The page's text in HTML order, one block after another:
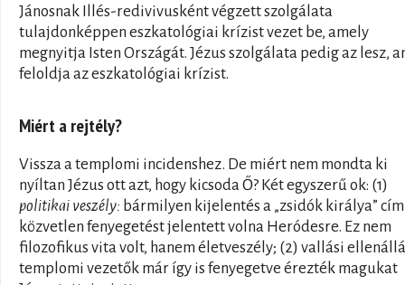
Jánosnak Illés-redivivusként végzett szolgálata
tulajdonképpen eszkatológiai krízist vezet be, amely
megnyitja Isten Országát. Jézus szolgálata pedig az lesz,
feloldja az eszkatológiai krízist.
Miért a rejtély?
Vissza a templomi incidenshez. De miért nem mondta ki
nyíltan Jézus ott azt, hogy kicsoda Ő? Két egyszerű ok: (1)
politikai veszély: bármilyen kijelentés a „zsidók királya”
közvetlen fenyegetést jelentett volna Heródesre. Ez nem
filozofikus vita volt, hanem életveszély; (2) vallási
templomi vezetők már így is fenyegetve érezték magukat